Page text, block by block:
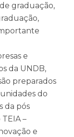
graduação,
e
da UNDB,
preparados
do
da pós
–
e